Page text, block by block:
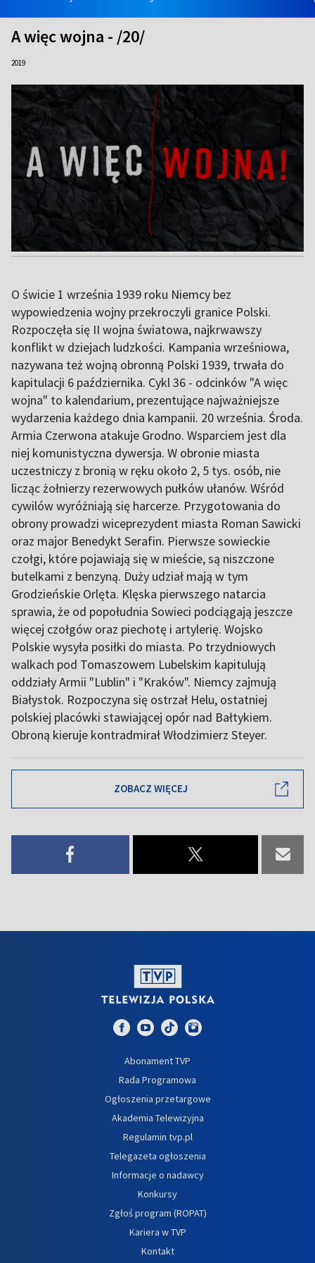
A więc wojna - /20/
2019
O świcie 1 września 1939 roku Niemcy bez
wypowiedzenia wojny przekroczyli granice Polski.
Rozpoczęła się II wojna światowa, najkrwawszy
konflikt w dziejach ludzkości. Kampania wrześniowa,
nazywana też wojną obronną Polski 1939, trwała do
kapitulacji 6 października. Cykl 36 - odcinków "A więc
wojna" to kalendarium, prezentujące najważniejsze
wydarzenia każdego dnia kampanii. 20 września. Środa.
Armia Czerwona atakuje Grodno. Wsparciem jest dla
niej komunistyczna dywersja. W obronie miasta
uczestniczy z bronią w ręku około 2, 5 tys. osób, nie
licząc żołnierzy rezerwowych pułków ułanów. Wśród
cywilów wyróżniają się harcerze. Przygotowania do
obrony prowadzi wiceprezydent miasta Roman Sawicki
oraz major Benedykt Serafin. Pierwsze sowieckie
czołgi, które pojawiają się w mieście, są niszczone
butelkami z benzyną. Duży udział mają w tym
Grodzieńskie Orlęta. Klęska pierwszego natarcia
sprawia, że od popołudnia Sowieci podciągają jeszcze
więcej czołgów oraz piechotę i artylerię. Wojsko
Polskie wysyła posiłki do miasta. Po trzydniowych
walkach pod Tomaszowem Lubelskim kapitulują
oddziały Armii "Lublin" i "Kraków". Niemcy zajmują
Białystok. Rozpoczyna się ostrzał Helu, ostatniej
polskiej placówki stawiającej opór nad Bałtykiem.
Obroną kieruje kontradmirał Włodzimierz Steyer.
ZOBACZ WIĘCEJ
Abonament TVP
Rada Programowa
Ogłoszenia przetargowe
Akademia Telewizyjna
Regulamin tvp.pl
Telegazeta ogłoszenia
Informacje o nadawcy
Konkursy
Zgłoś program (ROPAT)
Kariera w TVP
Kontakt